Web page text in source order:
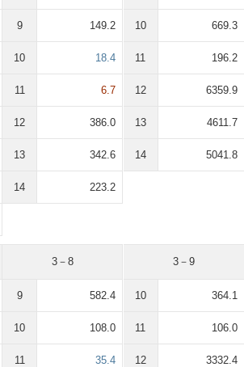
9 149.2
10 18.4
11 6.7
12 386.0
13 342.6
14 223.2
10 669.3
11 196.2
12 6359.9
13 4611.7
14 5041.8
3－8
9 582.4
10 108.0
11 35.4
3－9
10 364.1
11 106.0
12 3332.4